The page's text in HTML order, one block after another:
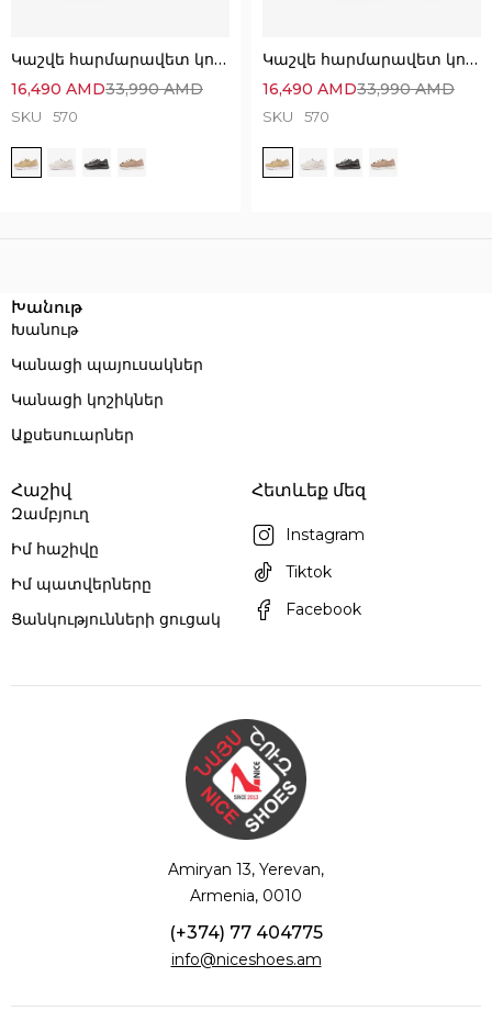
Կաշվե հարմարավետ կոշիկներ՝ Հիանալի հեշտ հագնվող
33,990AMD
16,490 AMD
SKU 570
Կաշվե հարմարավետ կոշիկներ՝ Հիանալի հեշտ հագնվող
33,990AMD
16,490 AMD
SKU 570
Խանութ
Խանութ
Կանացի պայուսակներ
Կանացի կոշիկներ
Աքսեսուարներ
Հաշիվ
Զամբյուղ
Իմ հաշիվը
Իմ պատվերները
Ցանկությունների ցուցակ
Հետևեք մեզ
Instagram
Tiktok
Facebook
Amiryan 13, Yerevan,
Armenia, 0010
(+374) 77 404775
info@niceshoes.am